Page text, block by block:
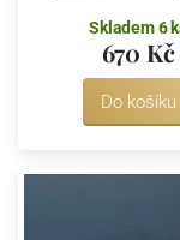
Skladem 6
670 Kč
Do košíku